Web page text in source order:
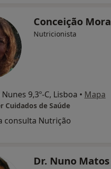
Conceição Mora
Nutricionista
9,3º-C, Lisboa • Mapa
Cuidados de Saúde
consulta Nutrição
Dr. Nuno Matos